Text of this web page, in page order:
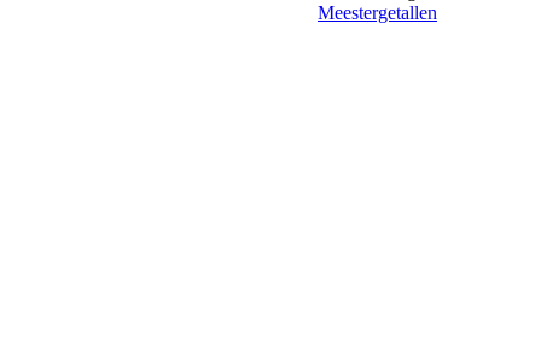
Meestergetallen